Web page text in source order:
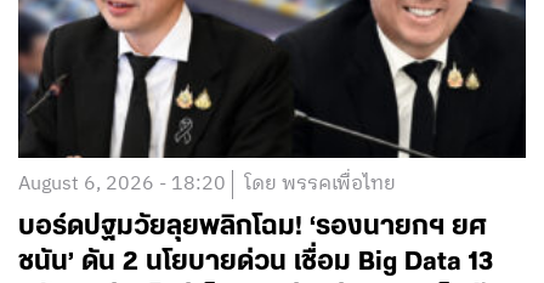
August 6, 2026 - 18:20 โดย พรรคเพื่อไทย
บอร์ดปฐมวัยลุยพลิกโฉม! ‘รองนายกฯ ยศ
ชนัน’ ดัน 2 นโยบายด่วน เชื่อม Big Data 13